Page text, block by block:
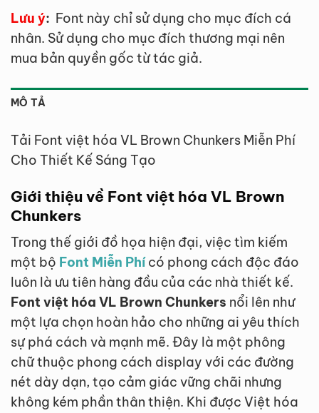
Lưu ý: Font này chỉ sử dụng cho mục đích cá
nhân. Sử dụng cho mục đích thương mại nên
mua bản quyền gốc từ tác giả.
MÔ TẢ
Tải Font việt hóa VL Brown Chunkers Miễn Phí
Cho Thiết Kế Sáng Tạo
Giới thiệu về Font việt hóa VL Brown
Chunkers
Trong thế giới đồ họa hiện đại, việc tìm kiếm
một bộ Font Miễn Phícó phong cách độc đáo
luôn là ưu tiên hàng đầu của các nhà thiết kế.
Font việt hóa VL Brown Chunkers nổi lên như
một lựa chọn hoàn hảo cho những ai yêu thích
sự phá cách và mạnh mẽ. Đây là một phông
chữ thuộc phong cách display với các đường
nét dày dạn, tạo cảm giác vững chãi nhưng
không kém phần thân thiện. Khi được Việt hóa